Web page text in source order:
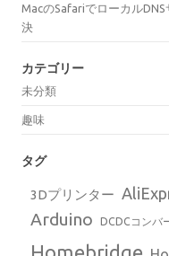
MacのSafariでローカル
決
カテゴリー
未分類
趣味
タグ
3Dプリンター
Arduino DCDCコンバ